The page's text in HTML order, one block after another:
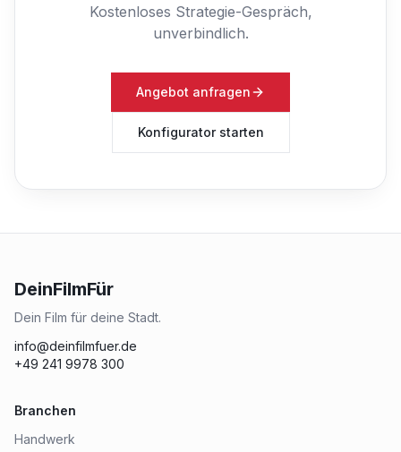
Kostenloses Strategie-Gespräch,
unverbindlich.
Angebot anfragen
Konfigurator starten
DeinFilmFür
Dein Film für deine Stadt.
info@deinfilmfuer.de
+49 241 9978 300
Branchen
Handwerk